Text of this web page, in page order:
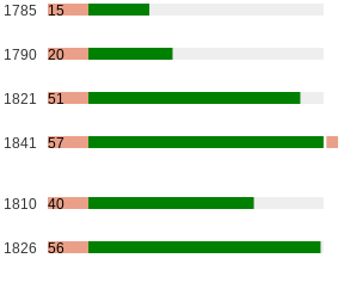
1785 15
1790 20
1821 51
1841 57
1810 40
1826 56